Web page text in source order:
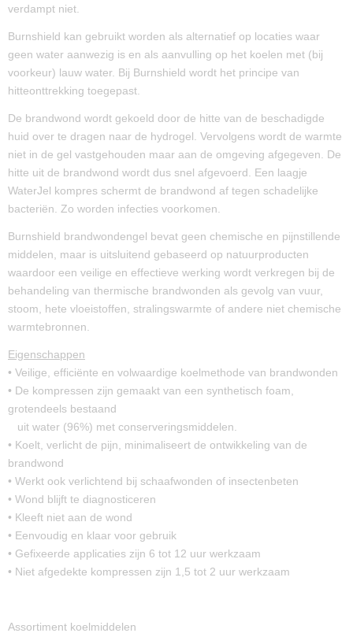
verdampt niet.
Burnshield kan gebruikt worden als alternatief op locaties waar
geen water aanwezig is en als aanvulling op het koelen met (bij
voorkeur) lauw water. Bij Burnshield wordt het principe van
hitteonttrekking toegepast.
De brandwond wordt gekoeld door de hitte van de beschadigde
huid over te dragen naar de hydrogel. Vervolgens wordt de warmte
niet in de gel vastgehouden maar aan de omgeving afgegeven. De
hitte uit de brandwond wordt dus snel afgevoerd. Een laagje
WaterJel kompres schermt de brandwond af tegen schadelijke
bacteriën. Zo worden infecties voorkomen.
Burnshield brandwondengel bevat geen chemische en pijnstillende
middelen, maar is uitsluitend gebaseerd op natuurproducten
waardoor een veilige en effectieve werking wordt verkregen bij de
behandeling van thermische brandwonden als gevolg van vuur,
stoom, hete vloeistoffen, stralingswarmte of andere niet chemische
warmtebronnen.
Eigenschappen
• Veilige, efficiënte en volwaardige koelmethode van brandwonden
• De kompressen zijn gemaakt van een synthetisch foam,
grotendeels bestaand
uit water (96%) met conserveringsmiddelen.
• Koelt, verlicht de pijn, minimaliseert de ontwikkeling van de
brandwond
• Werkt ook verlichtend bij schaafwonden of insectenbeten
• Wond blijft te diagnosticeren
• Kleeft niet aan de wond
• Eenvoudig en klaar voor gebruik
• Gefixeerde applicaties zijn 6 tot 12 uur werkzaam
• Niet afgedekte kompressen zijn 1,5 tot 2 uur werkzaam
Assortiment koelmiddelen